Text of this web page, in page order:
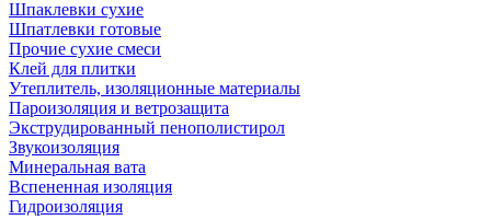
Шпаклевки сухие
Шпатлевки готовые
Прочие сухие смеси
Клей для плитки
Утеплитель, изоляционные материалы
Пароизоляция и ветрозащита
Экструдированный пенополистирол
Звукоизоляция
Минеральная вата
Вспененная изоляция
Гидроизоляция